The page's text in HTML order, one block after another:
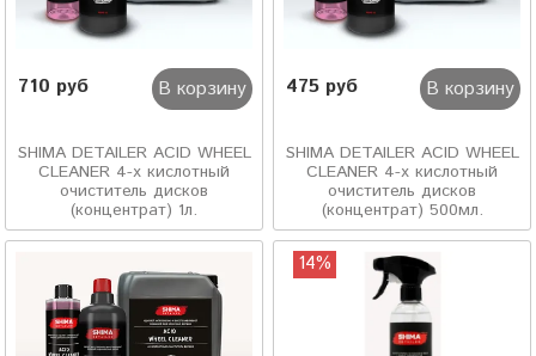
710 руб В корзину
SHIMA DETAILER ACID WHEEL
CLEANER 4-х кислотный
очиститель дисков
(концентрат) 1л.
475 руб В корзину
SHIMA DETAILER ACID WHEEL
CLEANER 4-х кислотный
очиститель дисков
(концентрат) 500мл.
14%